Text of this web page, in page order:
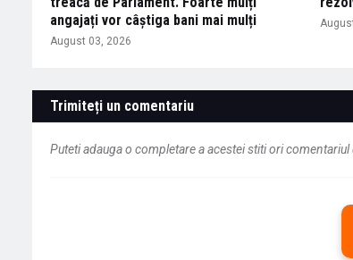
angajați vor câștiga bani mai mulți
August 03, 2026
Trimiteți un comentariu
Puteti adauga o completare a acestei stiti ori